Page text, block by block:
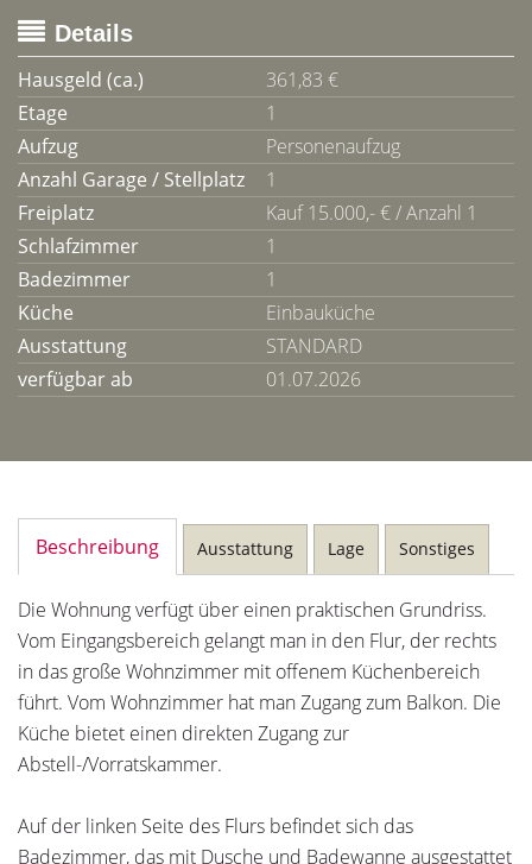
Details
Hausgeld (ca.)
361,83 €
Etage
1
Aufzug
Personenaufzug
Anzahl Garage / Stellplatz
1
Freiplatz
Kauf 15.000,- € / Anzahl 1
Schlafzimmer
1
Badezimmer
1
Küche
Einbauküche
Ausstattung
STANDARD
verfügbar ab
01.07.2026
Beschreibung Ausstattung Lage Sonstiges
Die Wohnung verfügt über einen praktischen Grundriss.
Vom Eingangsbereich gelangt man in den Flur, der rechts
in das große Wohnzimmer mit offenem Küchenbereich
führt. Vom Wohnzimmer hat man Zugang zum Balkon. Die
Küche bietet einen direkten Zugang zur
Abstell-/Vorratskammer.
Auf der linken Seite des Flurs befindet sich das
Badezimmer, das mit Dusche und Badewanne ausgestattet